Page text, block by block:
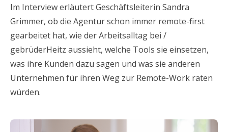
Im Interview erläutert Geschäftsleiterin Sandra
Grimmer, ob die Agentur schon immer remote-first
gearbeitet hat, wie der Arbeitsalltag bei /
gebrüderHeitz aussieht, welche Tools sie einsetzen,
was ihre Kunden dazu sagen und was sie anderen
Unternehmen für ihren Weg zur Remote-Work raten
würden.